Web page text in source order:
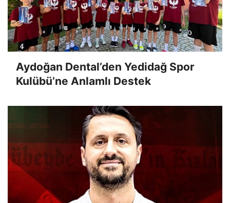
Aydoğan Dental’den Yedidağ Spor
Kulübü’ne Anlamlı Destek